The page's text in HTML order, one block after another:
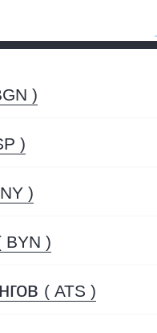
)
)
)
BYN )
( ATS )